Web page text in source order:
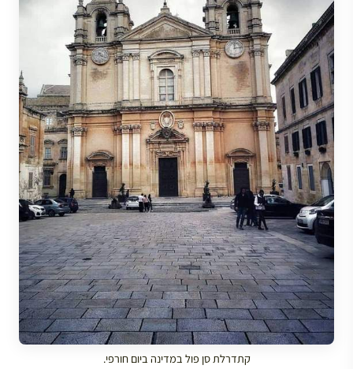
קתדרלת סן פול במדינה ביום חורפי.